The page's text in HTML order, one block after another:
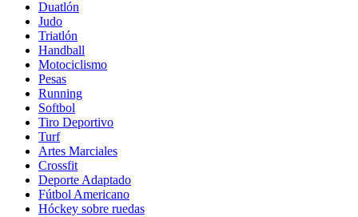
Duatlón
Judo
Triatlón
Handball
Motociclismo
Pesas
Running
Softbol
Tiro Deportivo
Turf
Artes Marciales
Crossfit
Deporte Adaptado
Fútbol Americano
Hóckey sobre ruedas